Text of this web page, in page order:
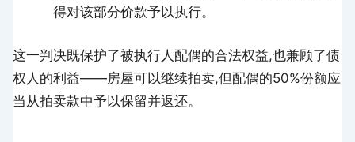
得对该部分价款予以执行。
这一判决既保护了被执行人配偶的合法权益,也兼顾了债
权人的利益——房屋可以继续拍卖,但配偶的50%份额应
当从拍卖款中予以保留并返还。